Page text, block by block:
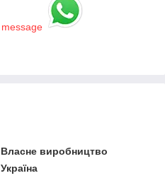
Власне виробництво
Україна